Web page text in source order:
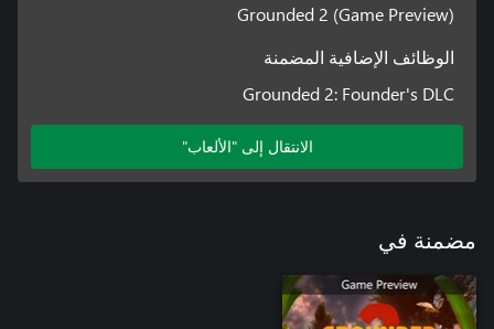
Grounded 2 (Game Preview)
الوظائف الإضافية المضمنة
Grounded 2: Founder's DLC
الانتقال إلى "الألعاب"
مضمنة في